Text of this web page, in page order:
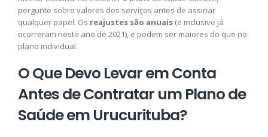
pergunte sobre valores dos serviços antes de assinar
qualquer papel. Os reajustes são anuais (e inclusive já
ocorreram neste ano de 2021), e podem ser maiores do que no
plano individual.
O Que Devo Levar em Conta
Antes de Contratar um Plano de
Saúde em Urucurituba?